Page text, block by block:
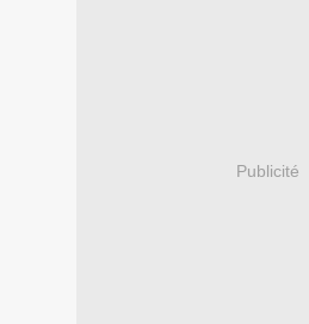
Publicité